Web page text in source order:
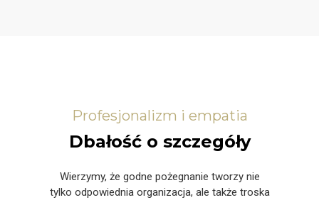
Profesjonalizm i empatia
Dbałość o szczegóły
Wierzymy, że godne pożegnanie tworzy nie
tylko odpowiednia organizacja, ale także troska